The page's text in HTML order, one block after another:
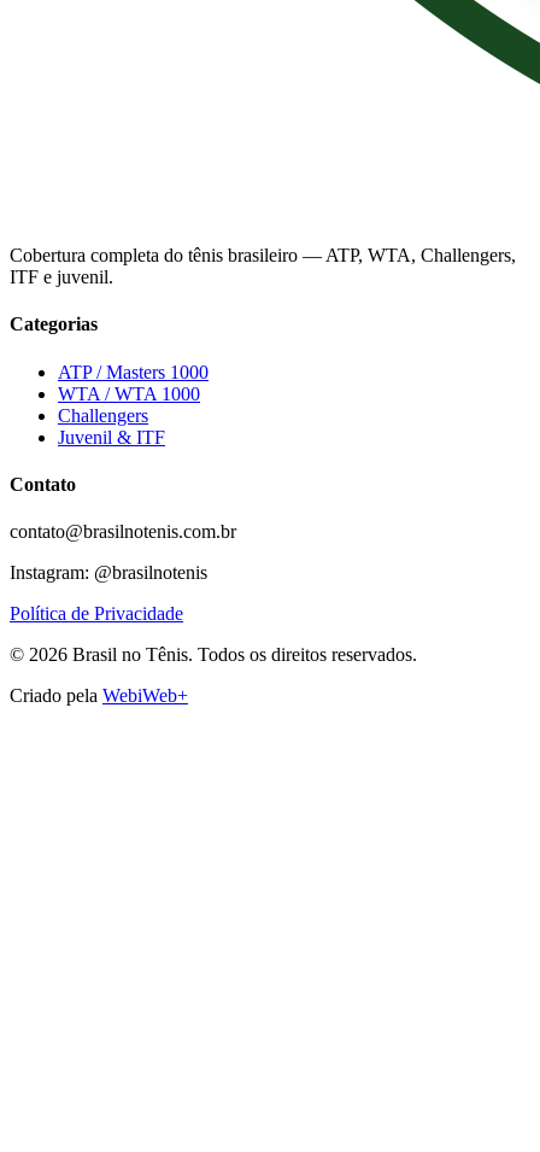
Cobertura completa do tênis brasileiro — ATP, WTA, Challengers,
ITF e juvenil.
Categorias
ATP / Masters 1000
WTA / WTA 1000
Challengers
Juvenil & ITF
Contato
contato@brasilnotenis.com.br
Instagram: @brasilnotenis
Política de Privacidade
© 2026 Brasil no Tênis. Todos os direitos reservados.
Criado pela WebiWeb+